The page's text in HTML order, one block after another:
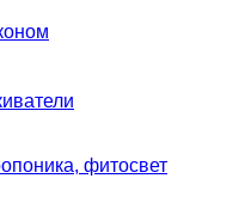
фитосвет